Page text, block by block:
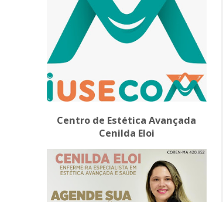
Centro de Estética Avançada
Cenilda Eloi